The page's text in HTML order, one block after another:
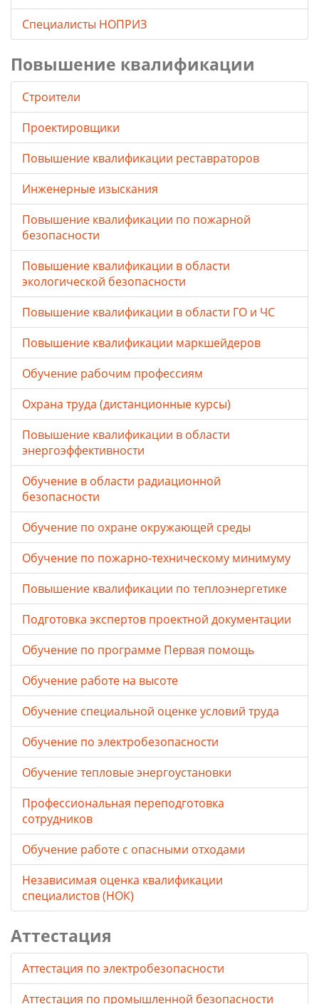
Специалисты НОПРИЗ
Повышение квалификации
Строители
Проектировщики
Повышение квалификации реставраторов
Инженерные изыскания
Повышение квалификации по пожарной
безопасности
Повышение квалификации в области
экологической безопасности
Повышение квалификации в области ГО и ЧС
Повышение квалификации маркшейдеров
Обучение рабочим профессиям
Охрана труда (дистанционные курсы)
Повышение квалификации в области
энергоэффективности
Обучение в области радиационной
безопасности
Обучение по охране окружающей среды
Обучение по пожарно-техническому минимуму
Повышение квалификации по теплоэнергетике
Подготовка экспертов проектной документации
Обучение по программе Первая помощь
Обучение работе на высоте
Обучение специальной оценке условий труда
Обучение по электробезопасности
Обучение тепловые энергоустановки
Профессиональная переподготовка
сотрудников
Обучение работе с опасными отходами
Независимая оценка квалификации
специалистов (НОК)
Аттестация
Аттестация по электробезопасности
Аттестация по промышленной безопасности